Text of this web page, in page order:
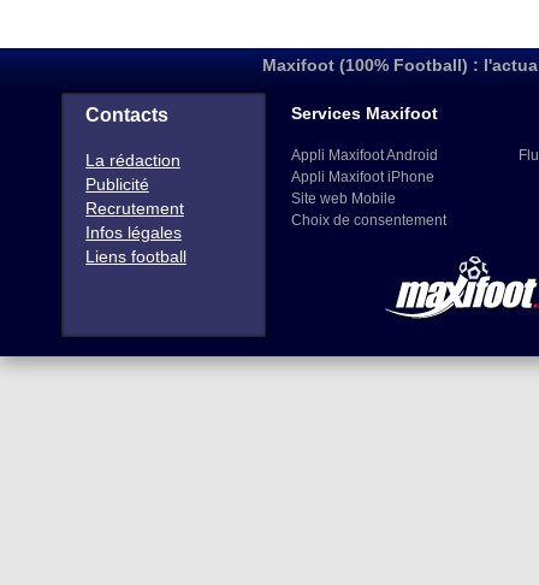
Maxifoot (100% Football) :
Contacts
La rédaction
Publicité
Recrutement
Infos légales
Liens football
Services Maxifoot
Appli Maxifoot Android
Appli Maxifoot iPhone
Site web Mobile
Choix de consentement